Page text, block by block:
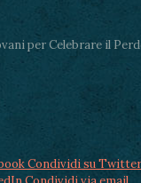
per Celebrare il
Condividi su Twitter